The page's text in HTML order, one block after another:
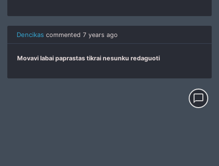
Dencikas commented 7 years ago
Movavi labai paprastas tikrai nesunku redaguoti
chat_bubble_outline